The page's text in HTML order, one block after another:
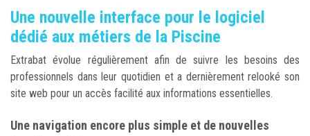
Une nouvelle interface pour le logiciel
dédié aux métiers de la Piscine
Extrabat évolue régulièrement afin de suivre les besoins des
professionnels dans leur quotidien et a dernièrement relooké son
site web pour un accès facilité aux informations essentielles.
Une navigation encore plus simple et de nouvelles